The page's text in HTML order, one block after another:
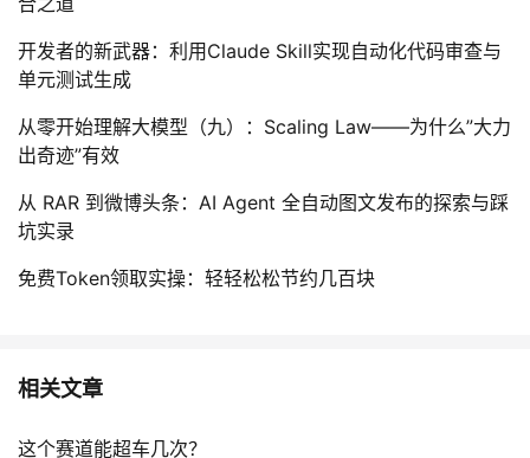
开发者的新武器：利用Claude Skill实现自动化代码审查与
单元测试生成
从零开始理解大模型（九）：Scaling Law——为什么”大力
出奇迹”有效
从 RAR 到微博头条：AI Agent 全自动图文发布的探索与踩
坑实录
免费Token领取实操：轻轻松松节约几百块
相关文章
这个赛道能超车几次？